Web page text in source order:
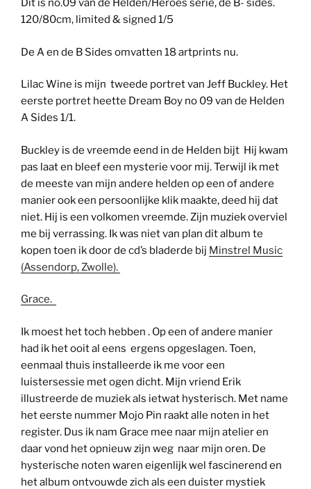
Dit is no.09 van de Helden/Heroes serie, de B- sides.
120/80cm, limited & signed 1/5
De A en de B Sides omvatten 18 artprints nu.
Lilac Wine is mijn tweede portret van Jeff Buckley. Het
eerste portret heette Dream Boy no 09 van de Helden
A Sides 1/1.
Buckley is de vreemde eend in de Helden bijt Hij kwam
pas laat en bleef een mysterie voor mij. Terwijl ik met
de meeste van mijn andere helden op een of andere
manier ook een persoonlijke klik maakte, deed hij dat
niet. Hij is een volkomen vreemde. Zijn muziek overviel
me bij verrassing. Ik was niet van plan dit album te
kopen toen ik door de cd’s bladerde bij Minstrel Music
(Assendorp, Zwolle).
Grace.
Ik moest het toch hebben . Op een of andere manier
had ik het ooit al eens ergens opgeslagen. Toen,
eenmaal thuis installeerde ik me voor een
luistersessie met ogen dicht. Mijn vriend Erik
illustreerde de muziek als ietwat hysterisch. Met name
het eerste nummer Mojo Pin raakt alle noten in het
register. Dus ik nam Grace mee naar mijn atelier en
daar vond het opnieuw zijn weg naar mijn oren. De
hysterische noten waren eigenlijk wel fascinerend en
het album ontvouwde zich als een duister mystiek